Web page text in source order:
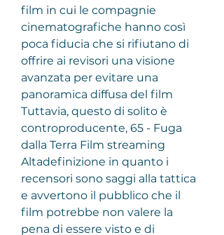
film in cui le compagnie
cinematografiche hanno così
poca fiducia che si rifiutano di
offrire ai revisori una visione
avanzata per evitare una
panoramica diffusa del film
Tuttavia, questo di solito è
controproducente, 65 - Fuga
dalla Terra Film streaming
Altadefinizione in quanto i
recensori sono saggi alla tattica
e avvertono il pubblico che il
film potrebbe non valere la
pena di essere visto e di